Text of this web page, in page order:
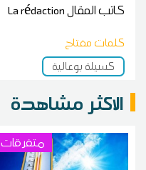
كاتب المقالLa rédaction
كلمات مفتاح
كسيلة بوعالية
الاكثر مشاهدة
متفرقات